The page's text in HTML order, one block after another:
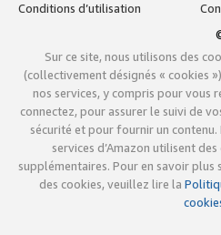
Conditions d’utilisation
Sur ce site, nous utilisons des
(collectivement désignés « cookies
nos services, y compris pour vous
connectez, pour assurer le suivi de
sécurité et pour fournir un contenu.
services d’Amazon utilisent
supplémentaires. Pour en savoir
des cookies, veuillez lire la